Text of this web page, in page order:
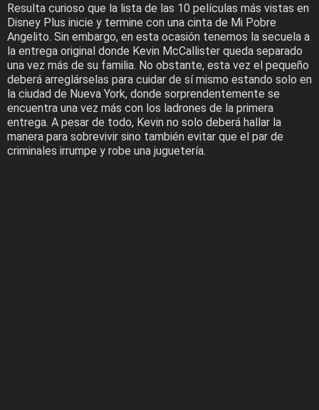
Resulta curioso que la lista de las 10 películas más vistas en
Disney Plus inicie y termine con una cinta de Mi Pobre
Angelito. Sin embargo, en esta ocasión tenemos la secuela a
la entrega original donde Kevin McCallister queda separado
una vez más de su familia. No obstante, esta vez el pequeño
deberá arreglárselas para cuidar de sí mismo estando solo en
la ciudad de Nueva York, donde sorprendentemente se
encuentra una vez más con los ladrones de la primera
entrega. A pesar de todo, Kevin no solo deberá hallar la
manera para sobrevivir sino también evitar que el par de
criminales irrumpe y robe una juguetería.